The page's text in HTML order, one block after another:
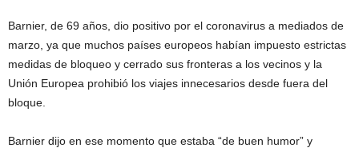
Barnier, de 69 años, dio positivo por el coronavirus a mediados de
marzo, ya que muchos países europeos habían impuesto estrictas
medidas de bloqueo y cerrado sus fronteras a los vecinos y la
Unión Europea prohibió los viajes innecesarios desde fuera del
bloque.
Barnier dijo en ese momento que estaba “de buen humor” y